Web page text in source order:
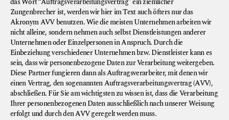
das Wort “Auftragsverarbeitungsvertrag” ein ziemlicher
Zungenbrecher ist, werden wir hier im Text auch öfters nur das
Akronym AVV benutzen. Wie die meisten Unternehmen arbeiten wir
nicht alleine, sondern nehmen auch selbst Dienstleistungen anderer
Unternehmen oder Einzelpersonen in Anspruch. Durch die
Einbeziehung verschiedener Unternehmen bzw. Dienstleister kann es
sein, dass wir personenbezogene Daten zur Verarbeitung weitergeben.
Diese Partner fungieren dann als Auftragsverarbeiter, mit denen wir
einen Vertrag, den sogenannten Auftragsverarbeitungsvertrag (AVV),
abschließen. Für Sie am wichtigsten zu wissen ist, dass die Verarbeitung
Ihrer personenbezogenen Daten ausschließlich nach unserer Weisung
erfolgt und durch den AVV geregelt werden muss.